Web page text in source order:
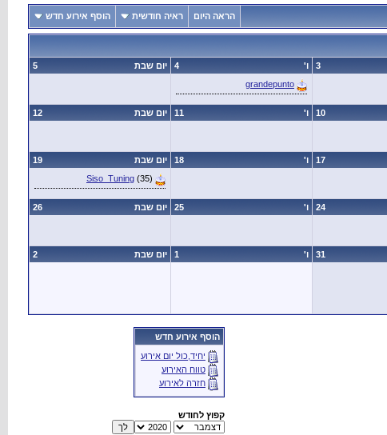
הראה היום ראיה חודשית הוסף אירוע חדש
3
4
ו'
grandepunto
5 יום שבת
10
11 ו' 12 יום שבת
17
18 ו' 19
יום שבת
Siso_Tuning (35)
24
25 ו' 26 יום שבת
31
1 ו' 2 יום שבת
הוסף אירוע חדש
יחיד,כול יום אירוע
טווח האירוע
חזרה לאירוע
קפוץ לחודש